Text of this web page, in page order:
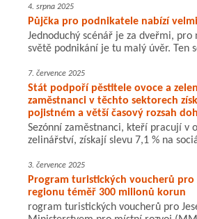
4. srpna 2025
Půjčka pro podnikatele nabízí
Jednoduchý scénář je za dveřmi, pro
světě podnikání je tu malý úvěr. Ten
7. července 2025
Stát podpoří pěstitele ovoce a
zaměstnanci v těchto sektorech
pojistném a větší časový rozsah
Sezónní zaměstnanci, kteří pracují v
zelinářství, získají slevu 7,1 % na
3. července 2025
Program turistických voucherů pro
regionu téměř 300 milionů korun
rogram turistických voucherů pro